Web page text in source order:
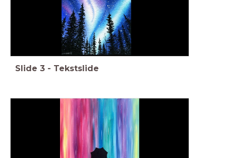
Slide 3 - Tekstslide